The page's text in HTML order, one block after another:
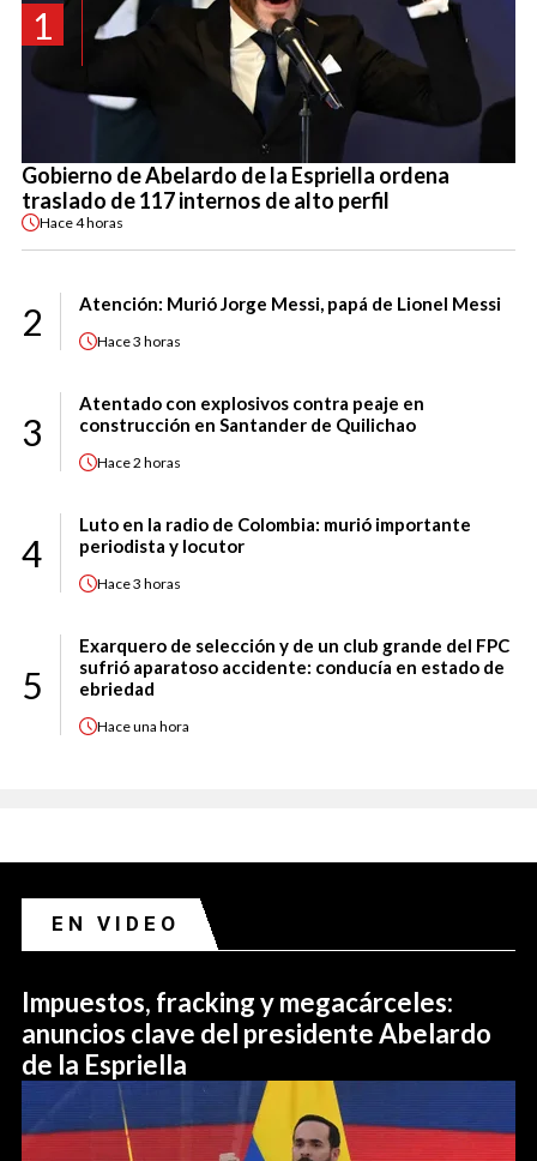
1
Gobierno de Abelardo de la Espriella ordena
traslado de 117 internos de alto perfil
Hace4 horas
2 Atención: Murió Jorge Messi, papá de Lionel Messi
Hace3 horas
3
Atentado con explosivos contra peaje en
construcción en Santander de Quilichao
Hace2 horas
4
Luto en la radio de Colombia: murió importante
periodista y locutor
Hace3 horas
5
Exarquero de selección y de un club grande del FPC
sufrió aparatoso accidente: conducía en estado de
ebriedad
Haceuna hora
EN VIDEO
Impuestos, fracking y megacárceles:
anuncios clave del presidente Abelardo
de la Espriella